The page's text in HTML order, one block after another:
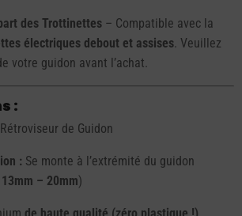
des Trottinettes – Compatible avec la
électriques debout et assises. Veuillez
votre guidon avant l’achat.
:
Rétroviseur de Guidon
: Se monte à l’extrémité du guidon
– 20mm)